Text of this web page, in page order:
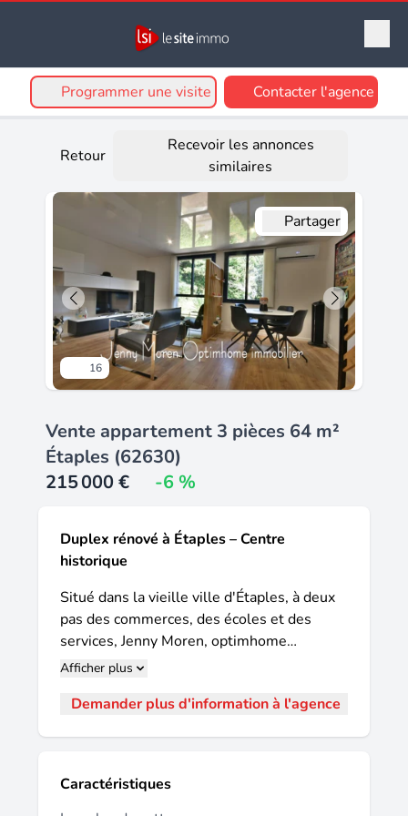
Programmer une visite Contacter l'agence
Retour
Recevoir les annonces
similaires
16
Partager
Vente appartement 3 pièces 64 m²
Étaples (62630)
215 000 €
-6 %
Duplex rénové à Étaples – Centre
historique
Situé dans la vieille ville d'Étaples, à deux
pas des commerces, des écoles et des
services, Jenny Moren, optimhome
immobilier vous invite à découvrir ce
entièrement rénové à neuf en 2024, offrant
premier étage d'une copropriété de 66 lots,
ce bien se compose d'une entrée, d'un
Afficher plus
Demander plus d'information à l'agence
Caractéristiques